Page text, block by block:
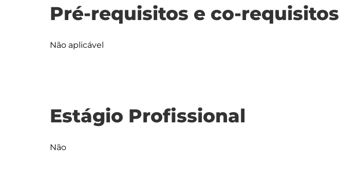
Pré-requisitos e co-requisitos
Não aplicável
Estágio Profissional
Não